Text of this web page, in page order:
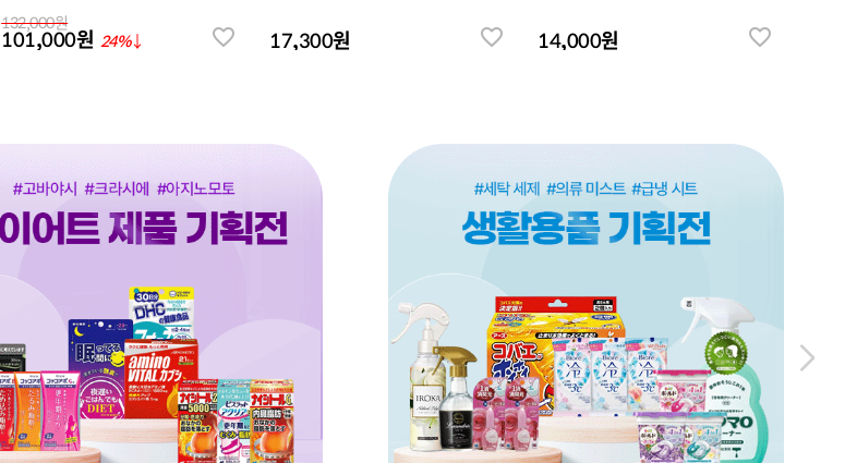
132,000원
101,000원 24%↓ 17,300원 14,000원